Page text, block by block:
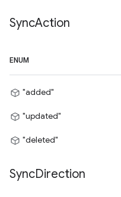
SyncAction
ENUM
"added"
"updated"
"deleted"
SyncDirection